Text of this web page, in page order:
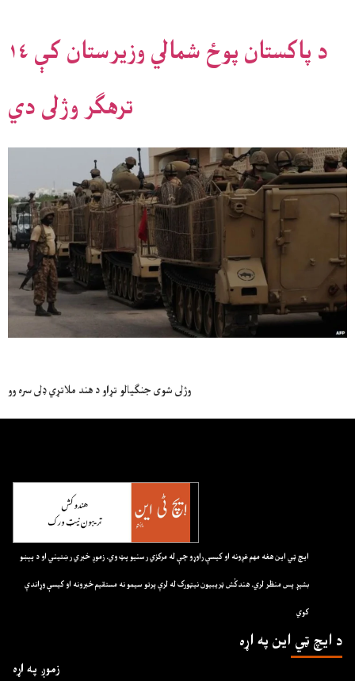
د پاکستان پوځ شمالي وزيرستان کې ١٤
ترهګر وژلى دي
وژلى شوى جنګيالو تړاو د هند ملاتړي ډلى سره وو
ايچ ټي اين هغه مهم غږونه او کيسې راوړو چې له مرکزي رسنيو پټ وي. زموږ خبري رښتيني او د پېښو
بشپړ پس منظر لري. هندکُش ټريبيون نيټورک له لرې پرتو سيمو نه مستقيم خبرونه او کيسې وړاندې
کوي
د ايچ ټي اين په اړه
زموږ په اړه